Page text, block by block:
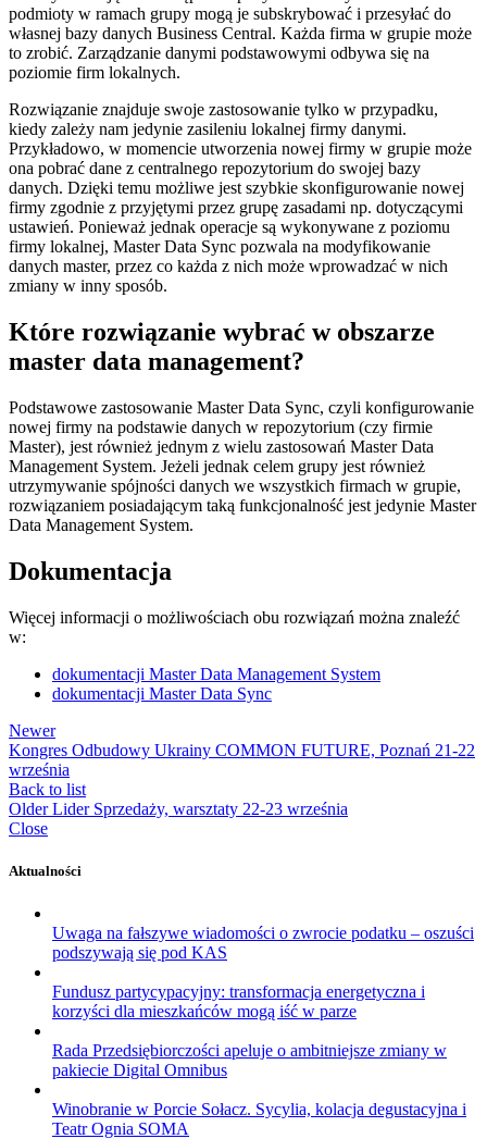
podmioty w ramach grupy mogą je subskrybować i przesyłać do
własnej bazy danych Business Central. Każda firma w grupie może
to zrobić. Zarządzanie danymi podstawowymi odbywa się na
poziomie firm lokalnych.
Rozwiązanie znajduje swoje zastosowanie tylko w przypadku,
kiedy zależy nam jedynie zasileniu lokalnej firmy danymi.
Przykładowo, w momencie utworzenia nowej firmy w grupie może
ona pobrać dane z centralnego repozytorium do swojej bazy
danych. Dzięki temu możliwe jest szybkie skonfigurowanie nowej
firmy zgodnie z przyjętymi przez grupę zasadami np. dotyczącymi
ustawień. Ponieważ jednak operacje są wykonywane z poziomu
firmy lokalnej, Master Data Sync pozwala na modyfikowanie
danych master, przez co każda z nich może wprowadzać w nich
zmiany w inny sposób.
Które rozwiązanie wybrać w obszarze
master data management?
Podstawowe zastosowanie Master Data Sync, czyli konfigurowanie
nowej firmy na podstawie danych w repozytorium (czy firmie
Master), jest również jednym z wielu zastosowań Master Data
Management System. Jeżeli jednak celem grupy jest również
utrzymywanie spójności danych we wszystkich firmach w grupie,
rozwiązaniem posiadającym taką funkcjonalność jest jedynie Master
Data Management System.
Dokumentacja
Więcej informacji o możliwościach obu rozwiązań można znaleźć
w:
dokumentacji Master Data Management System
dokumentacji Master Data Sync
Newer
Kongres Odbudowy Ukrainy COMMON FUTURE, Poznań 21-22
września
Back to list
Older Lider Sprzedaży, warsztaty 22-23 września
Close
Aktualności
Uwaga na fałszywe wiadomości o zwrocie podatku – oszuści
podszywają się pod KAS
Fundusz partycypacyjny: transformacja energetyczna i
korzyści dla mieszkańców mogą iść w parze
Rada Przedsiębiorczości apeluje o ambitniejsze zmiany w
pakiecie Digital Omnibus
Winobranie w Porcie Sołacz. Sycylia, kolacja degustacyjna i
Teatr Ognia SOMA